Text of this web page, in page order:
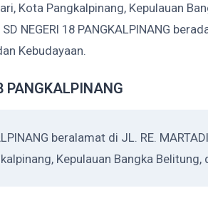
Kota Pangkalpinang, Kepulauan
NEGERI 18 PANGKALPINANG
Kebudayaan.
PANGKALPINANG
beralamat di JL. RE.
Kepulauan Bangka Belitung,